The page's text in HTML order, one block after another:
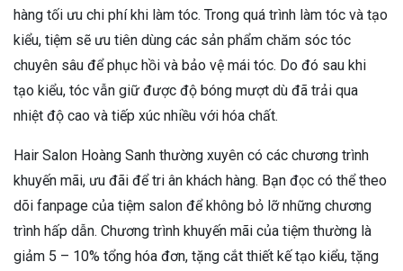
hàng tối ưu chi phí khi làm tóc. Trong quá trình làm tóc và tạo
kiểu, tiệm sẽ ưu tiên dùng các sản phẩm chăm sóc tóc
chuyên sâu để phục hồi và bảo vệ mái tóc. Do đó sau khi
tạo kiểu, tóc vẫn giữ được độ bóng mượt dù đã trải qua
nhiệt độ cao và tiếp xúc nhiều với hóa chất.
Hair Salon Hoàng Sanh thường xuyên có các chương trình
khuyến mãi, ưu đãi để tri ân khách hàng. Bạn đọc có thể theo
dõi fanpage của tiệm salon để không bỏ lỡ những chương
trình hấp dẫn. Chương trình khuyến mãi của tiệm thường là
giảm 5 – 10% tổng hóa đơn, tặng cắt thiết kế tạo kiểu, tặng